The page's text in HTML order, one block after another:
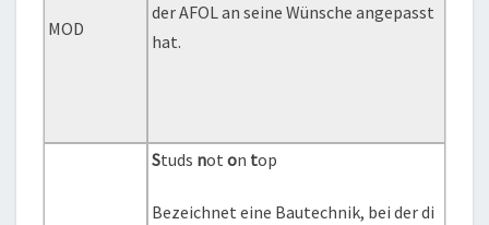
MOD
der AFOL an seine Wünsche angepasst
hat.
Studs noton top
Bezeichnet eine Bautechnik, bei der di